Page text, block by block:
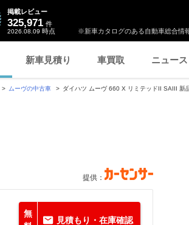
※新車カタログのある自動車総合情
掲載レビュー
325,971 件
2026.08.09 時点
新車見積り 車買取 ニュース
ムーヴの中古車 ダイハツ ムーヴ 660 X リミテッドII SAIII 新
提供：
無
見積もり・在庫確認